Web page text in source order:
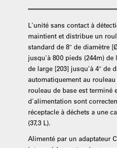
L'unité sans contact à
maintient et distribue un
standard de 8″ de diamètre
jusqu'à 800 pieds (244m) de
de large [203] jusqu'à 4″ de
automatiquement au
rouleau de base est terminé
d'alimentation sont
réceptacle à déchets a une
(37,3 L).
Alimenté par un adaptateur